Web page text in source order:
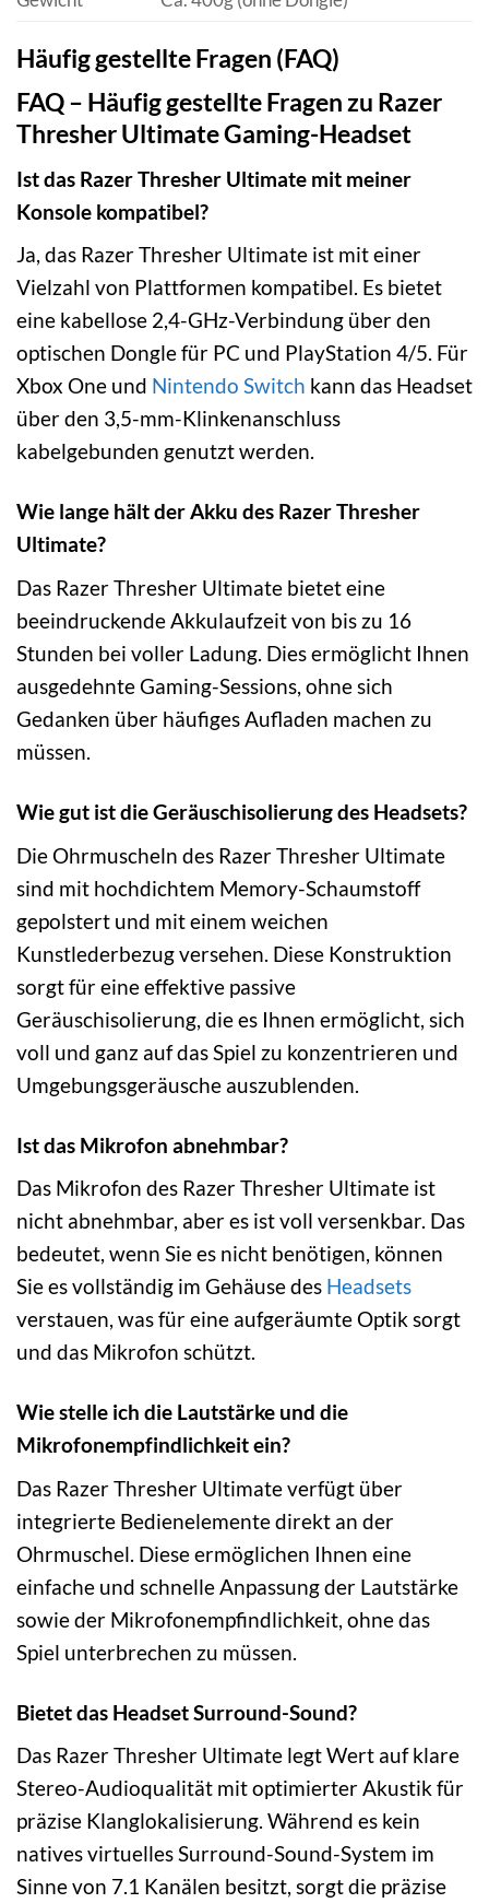
Häufig gestellte Fragen (FAQ)
FAQ – Häufig gestellte Fragen zu Razer
Thresher Ultimate Gaming-Headset
Ist das Razer Thresher Ultimate mit meiner
Konsole kompatibel?
Ja, das Razer Thresher Ultimate ist mit einer
Vielzahl von Plattformen kompatibel. Es bietet
eine kabellose 2,4-GHz-Verbindung über den
optischen Dongle für PC und PlayStation 4/5. Für
Xbox One und Nintendo Switch kann das Headset
über den 3,5-mm-Klinkenanschluss
kabelgebunden genutzt werden.
Wie lange hält der Akku des Razer Thresher
Ultimate?
Das Razer Thresher Ultimate bietet eine
beeindruckende Akkulaufzeit von bis zu 16
Stunden bei voller Ladung. Dies ermöglicht Ihnen
ausgedehnte Gaming-Sessions, ohne sich
Gedanken über häufiges Aufladen machen zu
müssen.
Wie gut ist die Geräuschisolierung des Headsets?
Die Ohrmuscheln des Razer Thresher Ultimate
sind mit hochdichtem Memory-Schaumstoff
gepolstert und mit einem weichen
Kunstlederbezug versehen. Diese Konstruktion
sorgt für eine effektive passive
Geräuschisolierung, die es Ihnen ermöglicht, sich
voll und ganz auf das Spiel zu konzentrieren und
Umgebungsgeräusche auszublenden.
Ist das Mikrofon abnehmbar?
Das Mikrofon des Razer Thresher Ultimate ist
nicht abnehmbar, aber es ist voll versenkbar. Das
bedeutet, wenn Sie es nicht benötigen, können
Sie es vollständig im Gehäuse des Headsets
verstauen, was für eine aufgeräumte Optik sorgt
und das Mikrofon schützt.
Wie stelle ich die Lautstärke und die
Mikrofonempfindlichkeit ein?
Das Razer Thresher Ultimate verfügt über
integrierte Bedienelemente direkt an der
Ohrmuschel. Diese ermöglichen Ihnen eine
einfache und schnelle Anpassung der Lautstärke
sowie der Mikrofonempfindlichkeit, ohne das
Spiel unterbrechen zu müssen.
Bietet das Headset Surround-Sound?
Das Razer Thresher Ultimate legt Wert auf klare
Stereo-Audioqualität mit optimierter Akustik für
präzise Klanglokalisierung. Während es kein
natives virtuelles Surround-Sound-System im
Sinne von 7.1 Kanälen besitzt, sorgt die präzise